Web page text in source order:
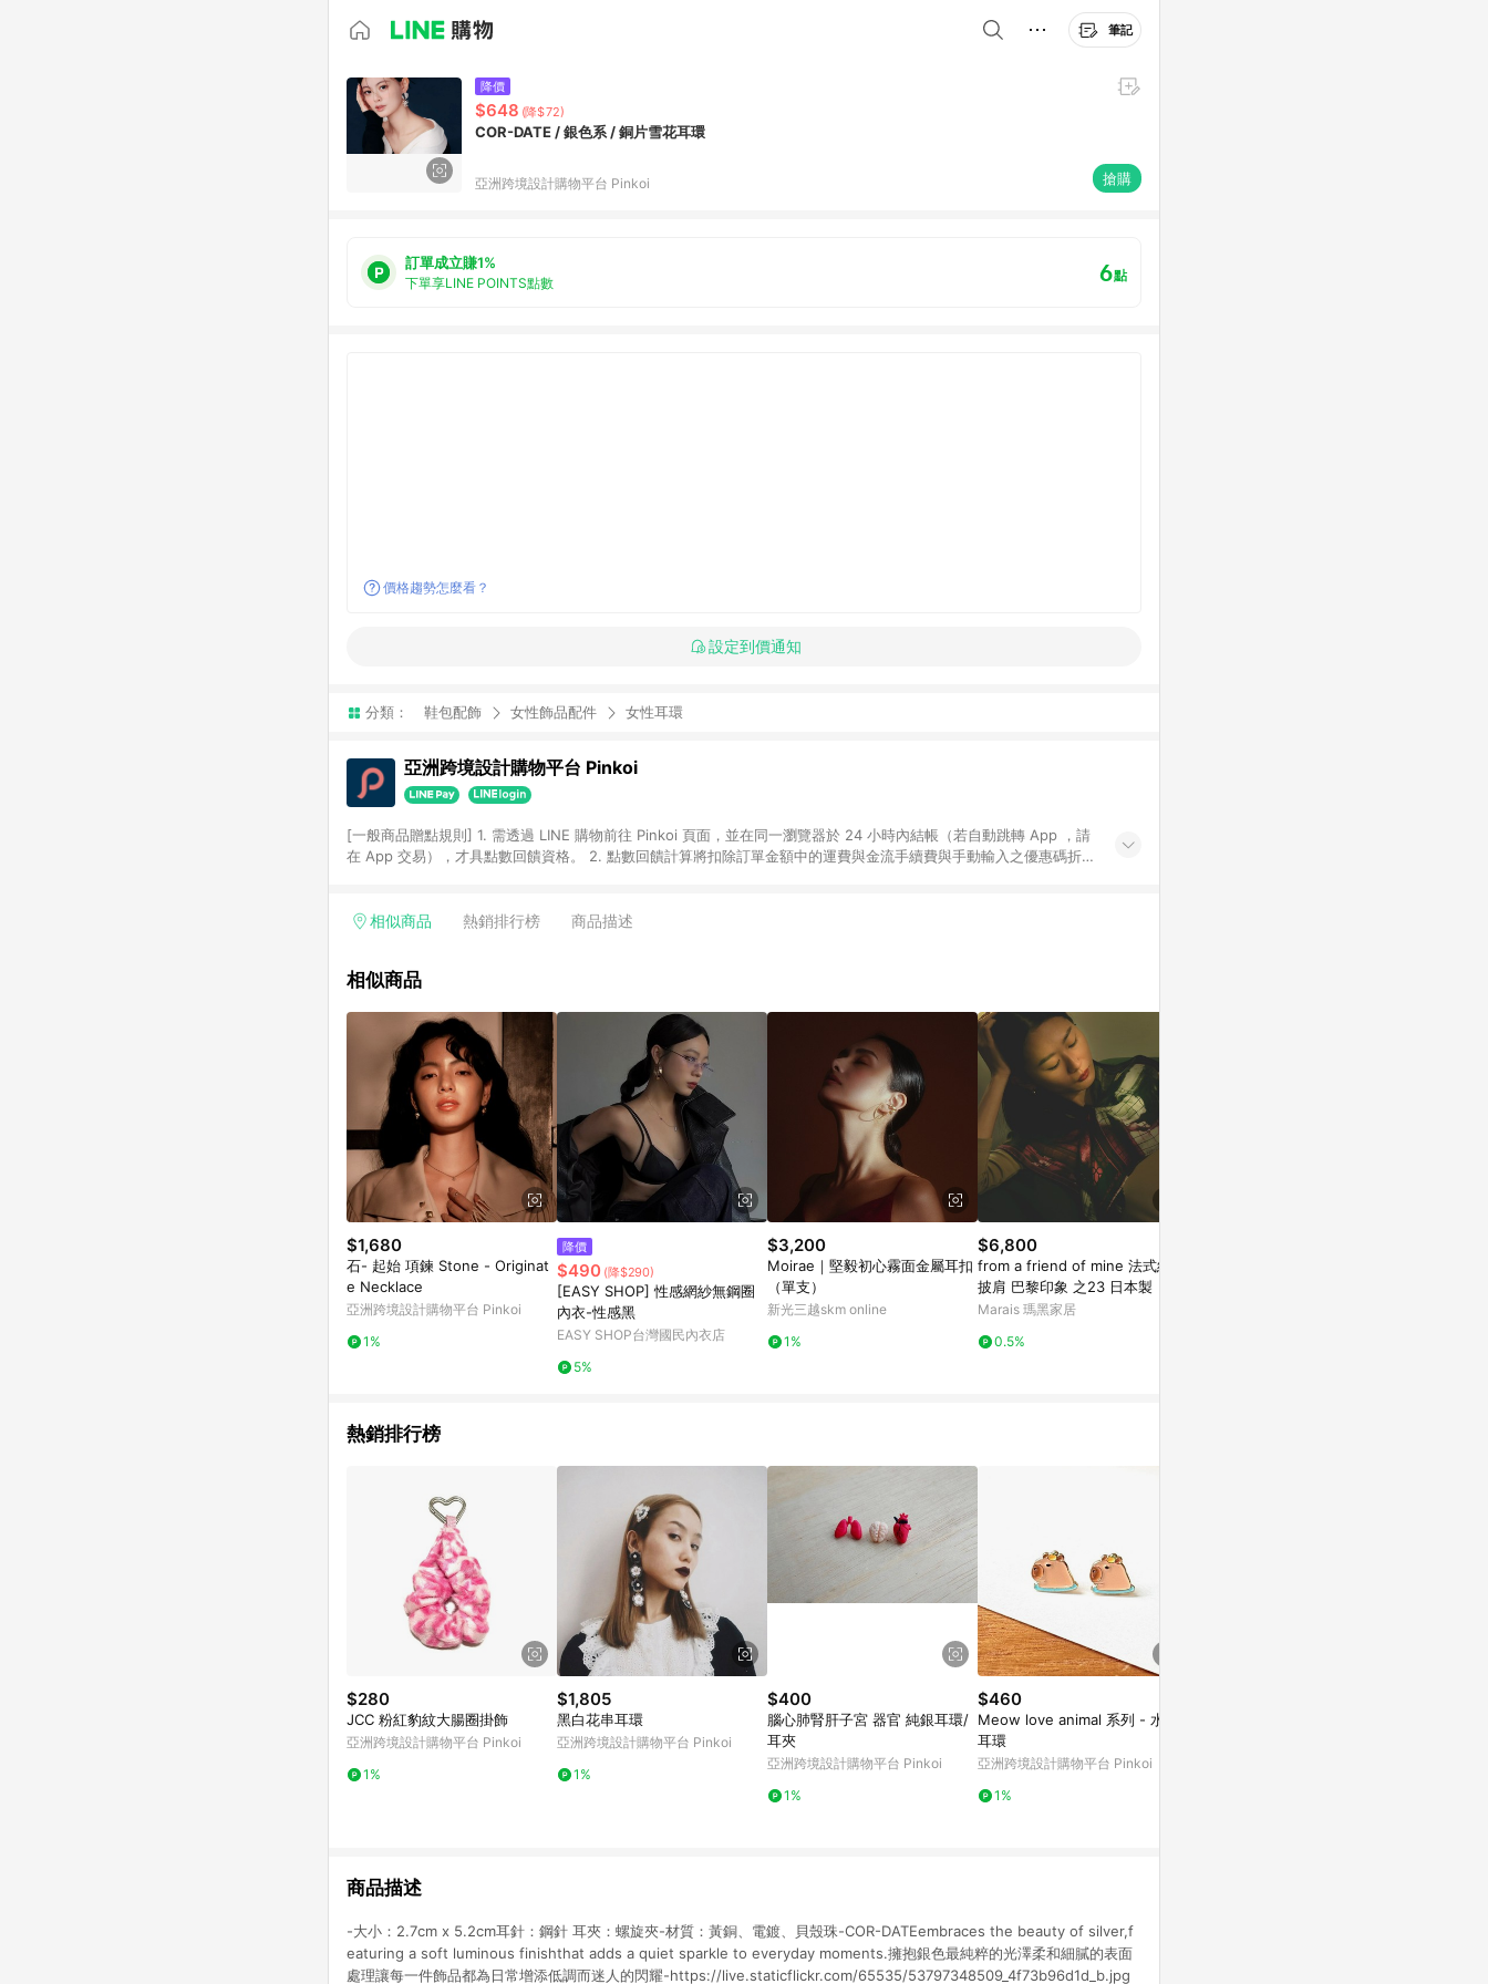
筆記
降價
$648 (降$72)
COR-DATE / 銀色系 / 銅片雪花耳環
亞洲跨境設計購物平台 Pinkoi 搶購
訂單成立賺1%
下單享LINE POINTS點數 6點
價格趨勢怎麼看？
設定到價通知
分類： 鞋包配飾 女性飾品配件 女性耳環
亞洲跨境設計購物平台 Pinkoi
[一般商品贈點規則] 1. 需透過 LINE 購物前往 Pinkoi 頁面，並在同一瀏覽器於 24 小時內結帳（若自動跳轉 App ，請
在 App 交易），才具點數回饋資格。 2. 點數回饋計算將扣除訂單金額中的運費與金流手續費與手動輸入之優惠碼折
格，部分退款不在此限。 6. APP 請更新至Android v4.6.0 / iOS v4.1.5 以上才具贈點資格。 7. 點數將於出貨後 45 天
使用規則請以點數紅包活動說明為準。 11. 若於 LINE 購物前往 Pinkoi 頁面後才首次下載 Pinkoi APP 並完成訂單，不
相似商品 熱銷排行榜 商品描述
相似商品
$1,680
石- 起始 項鍊 Stone - Originat
e Necklace
亞洲跨境設計購物平台 Pinkoi
1%
降價
$490 (降$290)
[EASY SHOP] 性感網紗無鋼圈
內衣-性感黑
EASY SHOP台灣國民內衣店
5%
$3,200
Moirae｜堅毅初心霧面金屬耳扣
（單支）
新光三越skm online
1%
$6,800
from a friend of mine 法式絲巾
披肩 巴黎印象 之23 日本製
Marais 瑪黑家居
0.5%
熱銷排行榜
$280
JCC 粉紅豹紋大腸圈掛飾
亞洲跨境設計購物平台 Pinkoi
1%
$1,805
黑白花串耳環
亞洲跨境設計購物平台 Pinkoi
1%
$400
腦心肺腎肝子宮 器官 純銀耳環/
耳夾
亞洲跨境設計購物平台 Pinkoi
1%
$460
Meow love animal 系列 - 水豚
耳環
亞洲跨境設計購物平台 Pinkoi
1%
商品描述
-大小：2.7cm x 5.2cm耳針：鋼針 耳夾：螺旋夾-材質：黃銅、電鍍、貝殼珠-COR-DATEembraces the beauty of silver,f
eaturing a soft luminous finishthat adds a quiet sparkle to everyday moments.擁抱銀色最純粹的光澤柔和細膩的表面
處理讓每一件飾品都為日常增添低調而迷人的閃耀-https://live.staticflickr.com/65535/53797348509_4f73b96d1d_b.jpg